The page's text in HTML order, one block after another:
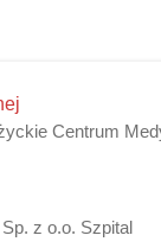
Centrum
z o.o. Szpital